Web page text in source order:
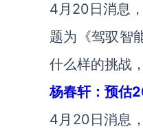
4月20日消息
题为《驾驭智
什么样的挑战
杨春轩：预估
4月20日消息